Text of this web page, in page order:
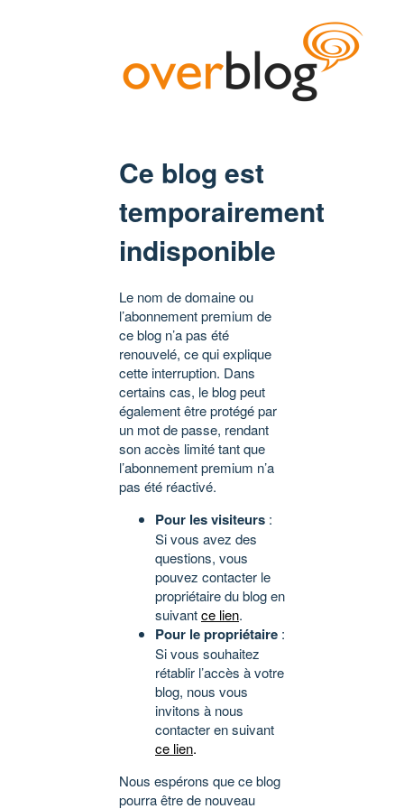
Ce blog est
temporairement
indisponible
Le nom de domaine ou
l’abonnement premium de
ce blog n’a pas été
renouvelé, ce qui explique
cette interruption. Dans
certains cas, le blog peut
également être protégé par
un mot de passe, rendant
son accès limité tant que
l’abonnement premium n’a
pas été réactivé.
Pour les visiteurs :
Si vous avez des
questions, vous
pouvez contacter le
propriétaire du blog en
suivantce lien.
Pour le propriétaire :
Si vous souhaitez
rétablir l’accès à votre
blog, nous vous
invitons à nous
contacter en suivant
ce lien.
Nous espérons que ce blog
pourra être de nouveau